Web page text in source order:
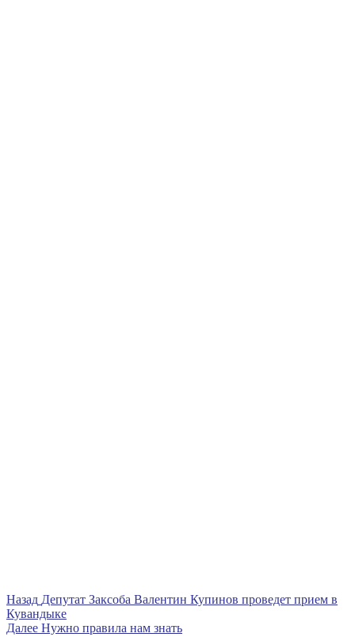
Навигация
по
Назад Предыдущая
запись
Депутат Заксоба Валентин Купинов проведет прием в
Кувандыке
Далее Следующая
Нужно правила нам знать